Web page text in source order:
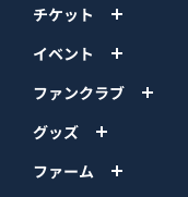
チケット
イベント
ファンクラブ
グッズ
ファーム